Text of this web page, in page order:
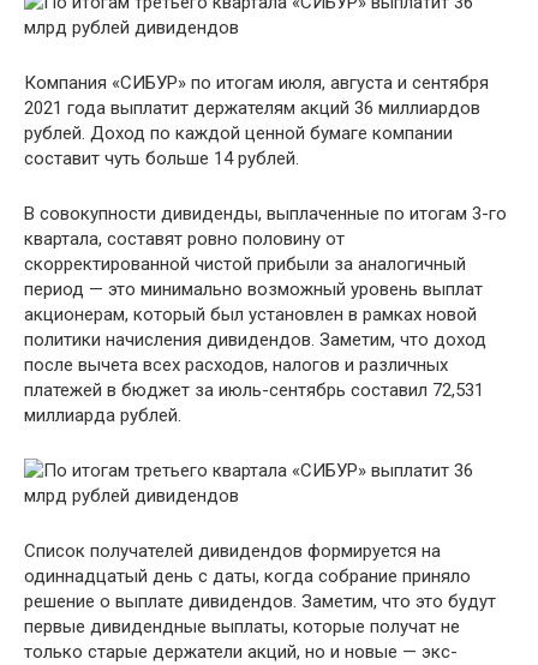
Компания «СИБУР» по итогам июля, августа и сентября
2021 года выплатит держателям акций 36 миллиардов
рублей. Доход по каждой ценной бумаге компании
составит чуть больше 14 рублей.
В совокупности дивиденды, выплаченные по итогам 3-го
квартала, составят ровно половину от
скорректированной чистой прибыли за аналогичный
период — это минимально возможный уровень выплат
акционерам, который был установлен в рамках новой
политики начисления дивидендов. Заметим, что доход
после вычета всех расходов, налогов и различных
платежей в бюджет за июль-сентябрь составил 72,531
миллиарда рублей.
Список получателей дивидендов формируется на
одиннадцатый день с даты, когда собрание приняло
решение о выплате дивидендов. Заметим, что это будут
первые дивидендные выплаты, которые получат не
только старые держатели акций, но и новые — экс-